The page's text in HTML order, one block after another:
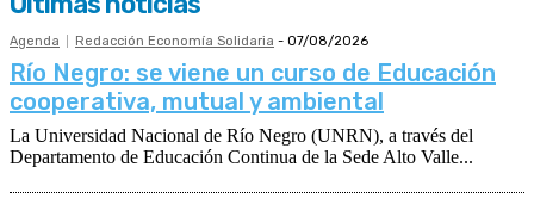
Agenda Redacción Economía Solidaria - 07/08/2026
Río Negro: se viene un curso de Educación
cooperativa, mutual y ambiental
La Universidad Nacional de Río Negro (UNRN), a través del
Departamento de Educación Continua de la Sede Alto Valle...